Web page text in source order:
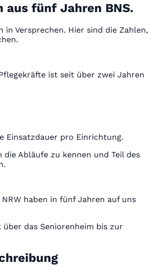
aus fünf Jahren BNS.
in Versprechen. Hier sind die Zahlen,
ist seit über zwei Jahren
Einsatzdauer pro Einrichtung.
die Abläufe zu kennen und Teil des
haben in fünf Jahren auf uns
über das Seniorenheim bis zur